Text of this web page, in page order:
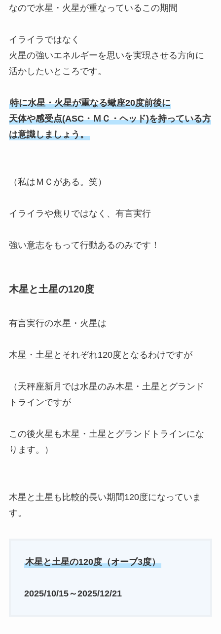
なので水星・火星が重なっているこの期間
イライラではなく
火星の強いエネルギーを思いを実現させる方向に
活かしたいところです。
特に水星・火星が重なる蠍座20度前後に
天体や感受点(ASC・ＭＣ・ヘッド)を持っている方
は意識しましょう。
（私はＭＣがある。笑）
イライラや焦りではなく、有言実行
強い意志をもって行動あるのみです！
木星と土星の120度
有言実行の水星・火星は
木星・土星とそれぞれ120度となるわけですが
（天秤座新月では水星のみ木星・土星とグランド
トラインですが
この後火星も木星・土星とグランドトラインにな
ります。）
木星と土星も比較的長い期間120度になっていま
す。
木星と土星の120度（オーブ3度）
2025/10/15～2025/12/21